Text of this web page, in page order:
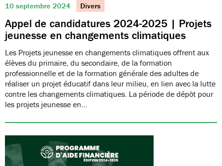
10 septembre 2024 Divers
Appel de candidatures 2024-2025 | Projets
jeunesse en changements climatiques
Les Projets jeunesse en changements climatiques offrent aux
élèves du primaire, du secondaire, de la formation
professionnelle et de la formation générale des adultes de
réaliser un projet éducatif dans leur milieu, en lien avec la lutte
contre les changements climatiques. La période de dépôt pour
les projets jeunesse en…